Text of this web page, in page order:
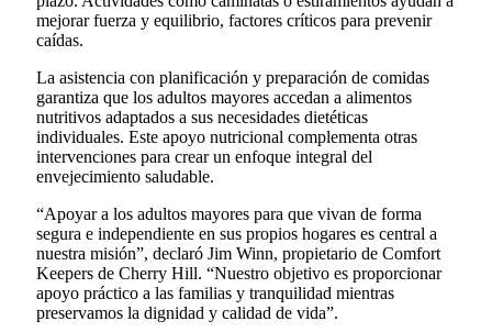
mejorar fuerza y equilibrio, factores críticos para prevenir
caídas.
La asistencia con planificación y preparación de comidas
garantiza que los adultos mayores accedan a alimentos
nutritivos adaptados a sus necesidades dietéticas
individuales. Este apoyo nutricional complementa otras
intervenciones para crear un enfoque integral del
envejecimiento saludable.
“Apoyar a los adultos mayores para que vivan de forma
segura e independiente en sus propios hogares es central a
nuestra misión”, declaró Jim Winn, propietario de Comfort
Keepers de Cherry Hill. “Nuestro objetivo es proporcionar
apoyo práctico a las familias y tranquilidad mientras
preservamos la dignidad y calidad de vida”.